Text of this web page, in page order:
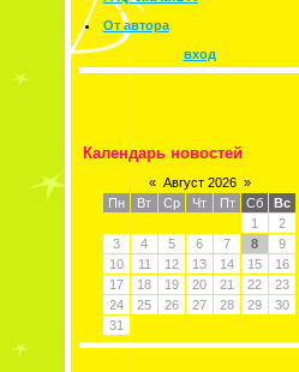
От автора
вход
Календарь новостей
« Август 2026 »
Пн
Вт Ср Чт Пт Сб
Вс
1
2
3
4 5 6 7 8
9
10
11 12 13 14 15
16
17
18 19 20 21 22
23
24
25 26 27 28 29
30
31